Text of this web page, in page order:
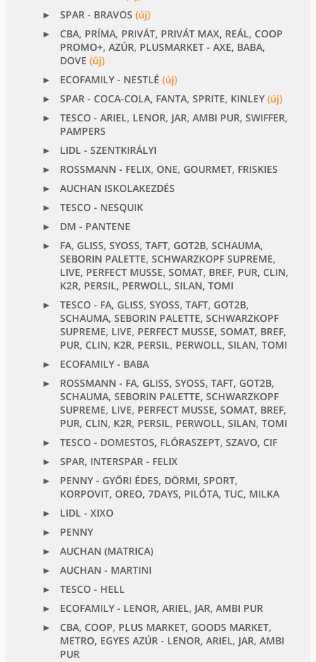
SPAR - BRAVOS(új)
CBA, PRÍMA, PRIVÁT, PRIVÁT MAX, REÁL, COOP
PROMO+, AZÚR, PLUSMARKET - AXE, BABA,
DOVE(új)
ECOFAMILY - NESTLÉ(új)
SPAR - COCA-COLA, FANTA, SPRITE, KINLEY(új)
TESCO - ARIEL, LENOR, JAR, AMBI PUR, SWIFFER,
PAMPERS
LIDL - SZENTKIRÁLYI
ROSSMANN - FELIX, ONE, GOURMET, FRISKIES
AUCHAN ISKOLAKEZDÉS
TESCO - NESQUIK
DM - PANTENE
FA, GLISS, SYOSS, TAFT, GOT2B, SCHAUMA,
SEBORIN PALETTE, SCHWARZKOPF SUPREME,
LIVE, PERFECT MUSSE, SOMAT, BREF, PUR, CLIN,
K2R, PERSIL, PERWOLL, SILAN, TOMI
TESCO - FA, GLISS, SYOSS, TAFT, GOT2B,
SCHAUMA, SEBORIN PALETTE, SCHWARZKOPF
SUPREME, LIVE, PERFECT MUSSE, SOMAT, BREF,
PUR, CLIN, K2R, PERSIL, PERWOLL, SILAN, TOMI
ECOFAMILY - BABA
ROSSMANN - FA, GLISS, SYOSS, TAFT, GOT2B,
SCHAUMA, SEBORIN PALETTE, SCHWARZKOPF
SUPREME, LIVE, PERFECT MUSSE, SOMAT, BREF,
PUR, CLIN, K2R, PERSIL, PERWOLL, SILAN, TOMI
TESCO - DOMESTOS, FLÓRASZEPT, SZAVO, CIF
SPAR, INTERSPAR - FELIX
PENNY - GYŐRI ÉDES, DÖRMI, SPORT,
KORPOVIT, OREO, 7DAYS, PILÓTA, TUC, MILKA
LIDL - XIXO
PENNY
AUCHAN (MATRICA)
AUCHAN - MARTINI
TESCO - HELL
ECOFAMILY - LENOR, ARIEL, JAR, AMBI PUR
CBA, COOP, PLUS MARKET, GOODS MARKET,
METRO, EGYES AZÚR - LENOR, ARIEL, JAR, AMBI
PUR